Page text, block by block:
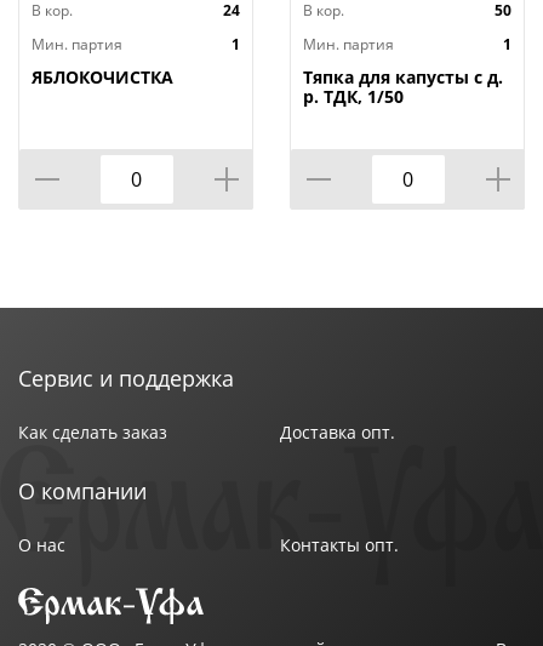
В кор.
24
Мин. партия
1
ЯБЛОКОЧИСТКА
В кор.
50
Мин. партия
1
Тяпка для капусты с д.
р. ТДК, 1/50
Сервис и поддержка
Как сделать заказ Доставка опт.
О компании
О нас Контакты опт.